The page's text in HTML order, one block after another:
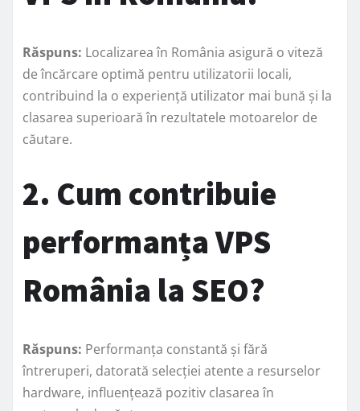
Răspuns: Localizarea în România asigură o viteză
de încărcare optimă pentru utilizatorii locali,
contribuind la o experiență utilizator mai bună și la
clasarea superioară în rezultatele motoarelor de
căutare.
2. Cum contribuie
performanța VPS
România la SEO?
Răspuns: Performanța constantă și fără
întreruperi, datorată selecției atente a resurselor
hardware, influențează pozitiv clasarea în